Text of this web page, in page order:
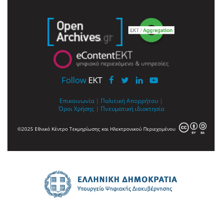
Follow EKT
Επικοινωνία | Πολιτική Απορρήτου |
Όροι Χρήσης | Πνευματική ιδιοκτησία
©2025 Εθνικό Κέντρο Τεκμηρίωσης και Ηλεκτρονικού Περιεχομένου